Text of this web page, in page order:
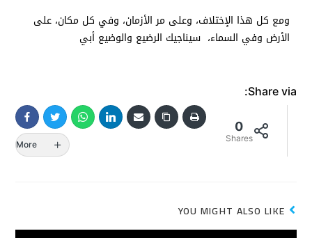
ومع كل هذا الإختلاف، وعلى مر الأزمان، وفي كل مكان، على
الأرض وفي السماء، سيناجيك الرضيع والوضيع أبي
Share via:
0
Shares
More
YOU MIGHT ALSO LIKE